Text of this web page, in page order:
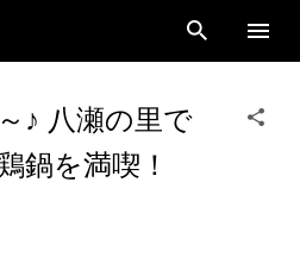
♪ 八瀬の里で
鍋を満喫！